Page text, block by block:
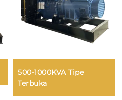
500-1000KVA Tipe
Terbuka